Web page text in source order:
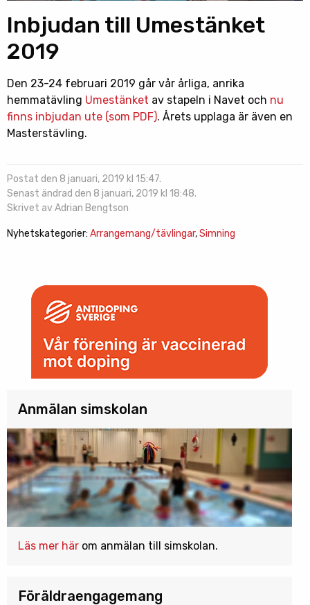
Inbjudan till Umestänket
2019
Den 23-24 februari 2019 går vår årliga, anrika
hemmatävling Umestänket av stapeln i Navet och nu
finns inbjudan ute (som PDF). Årets upplaga är även en
Masterstävling.
Postat den 8 januari, 2019 kl 15:47.
Senast ändrad den 8 januari, 2019 kl 18:48.
Skrivet av Adrian Bengtson
Nyhetskategorier: Arrangemang/tävlingar,Simning
Anmälan simskolan
Läs mer här om anmälan till simskolan.
Föräldraengagemang